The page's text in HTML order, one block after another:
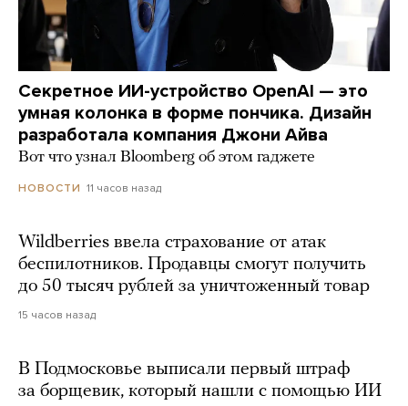
Секретное ИИ-устройство OpenAI — это
умная колонка в форме пончика. Дизайн
разработала компания Джони Айва
Вот что узнал Bloomberg об этом гаджете
НОВОСТИ 11 часов назад
Wildberries ввела страхование от атак
беспилотников. Продавцы смогут получить
до 50 тысяч рублей за уничтоженный товар
15 часов назад
В Подмосковье выписали первый штраф
за борщевик, который нашли с помощью ИИ